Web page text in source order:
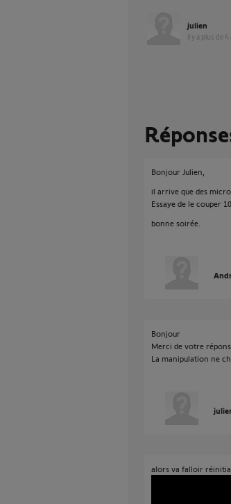
julien
il y a plus de 4
Bonjour Julien,
il arrive que des
Essaye de le couper
bonne soirée.
Bonjour
Merci de votre
La manipulation ne
alors va falloir